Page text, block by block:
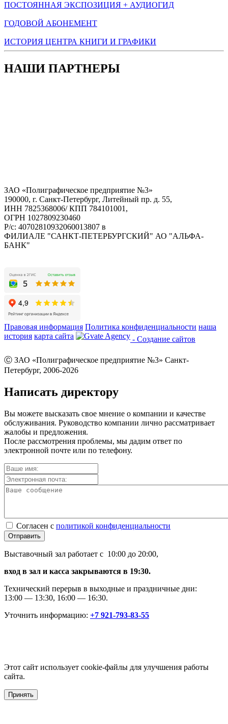
ПОСТОЯННАЯ ЭКСПОЗИЦИЯ + АУДИОГИД
ГОДОВОЙ АБОНЕМЕНТ
ИСТОРИЯ ЦЕНТРА КНИГИ И ГРАФИКИ
НАШИ ПАРТНЕРЫ
ЗАО «Полиграфическое предприятие №3»
190000, г. Санкт-Петербург, Литейный пр. д. 55,
ИНН 7825368006/ КПП 784101001,
ОГРН 1027809230460
Р/с: 40702810932060013807 в
ФИЛИАЛЕ "САНКТ-ПЕТЕРБУРГСКИЙ" АО "АЛЬФА-
БАНК"
Правовая информация Политика конфиденциальности наша
история карта сайта - Создание сайтов
Ⓒ ЗАО «Полиграфическое предприятие №3» Санкт-
Петербург, 2006-2026
Написать директору
Вы можете высказать свое мнение о компании и качестве
обслуживания. Руководство компании лично рассматривает
жалобы и предложения.
После рассмотрения проблемы, мы дадим ответ по
электронной почте или по телефону.
Согласен с политикой конфиденциальности
Отправить
Выставочный зал работает с 10:00 до 20:00,
вход в зал и касса закрываются в 19:30.
Технический перерыв в выходные и праздничные дни:
13:00 — 13:30, 16:00 — 16:30.
Уточнить информацию: +7 921-793-83-55
Этот сайт использует cookie-файлы для улучшения работы
сайта.
Принять